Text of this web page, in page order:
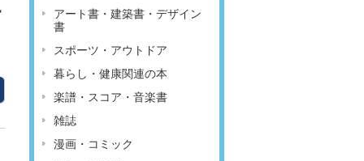
アート書・建築書・デザイン
書
スポーツ・アウトドア
暮らし・健康関連の本
楽譜・スコア・音楽書
雑誌
漫画・コミック